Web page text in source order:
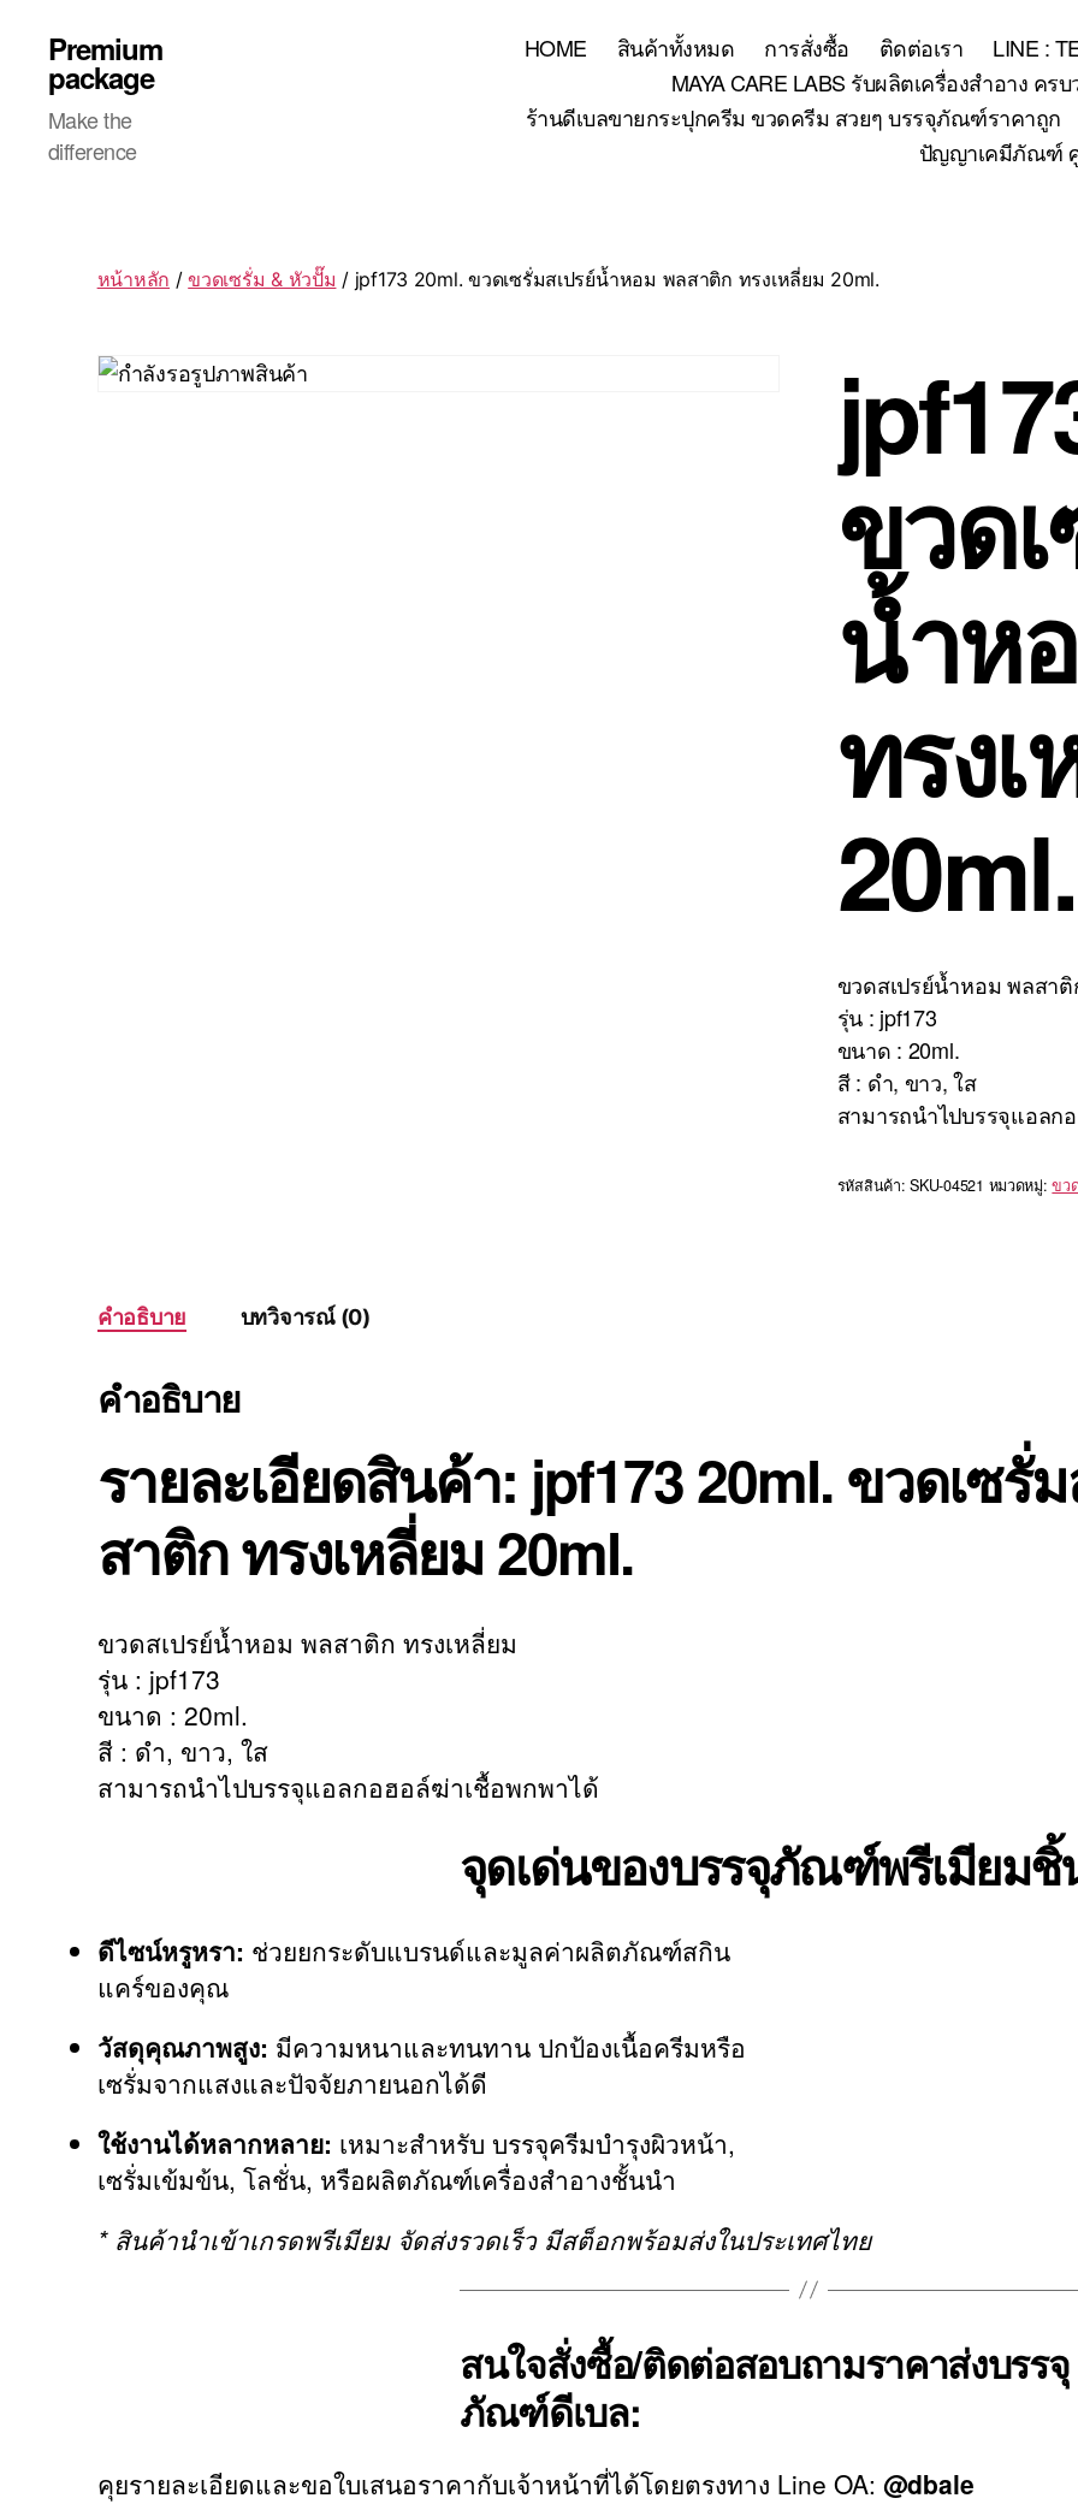
Premium
package
Make the
difference
HOME สินค้าทั้งหมด การสั่งซื้อ ติดต่อเรา
LINE :
MAYA CARE LABS รับผลิตเครื่องสำอาง ค
ร้านดีเบลขายกระปุกครีม ขวดครีม สวยๆ บรรจุภัณฑ์ราคาถูก
ปัญญาเคมีภัณฑ์ ศู
หน้าหลัก /ขวดเซรั่ม & หัวปั๊ม / jpf173 20ml. ขวดเซรั่มสเปรย์น้ำหอม พลสาติก ทรงเหลี่ยม 20ml.
ขวด
น้ำห
ทรง
20ml.
ขวดสเปรย์น้ำหอม พลสา
รุ่น : jpf173
ขนาด : 20ml.
สี : ดำ, ขาว, ใส
สามารถนำไปบรรจุแอลก
รหัสสินค้า:SKU-04521 หมวดหมู่:ขว
คำอธิบาย บทวิจารณ์ (0)
คำอธิบาย
รายละเอียดสินค้า: jpf173 20ml. ขวดเซรั่
สาติก ทรงเหลี่ยม 20ml.
ขวดสเปรย์น้ำหอม พลสาติก ทรงเหลี่ยม
รุ่น : jpf173
ขนาด : 20ml.
สี : ดำ, ขาว, ใส
สามารถนำไปบรรจุแอลกอฮอล์ฆ่าเชื้อพกพาได้
จุดเด่นของบรรจุภัณฑ์พรีเมียม
ดีไซน์หรูหรา: ช่วยยกระดับแบรนด์และมูลค่าผลิตภัณฑ์สกิน
แคร์ของคุณ
วัสดุคุณภาพสูง: มีความหนาและทนทาน ปกป้องเนื้อครีมหรือ
เซรั่มจากแสงและปัจจัยภายนอกได้ดี
ใช้งานได้หลากหลาย: เหมาะสำหรับ บรรจุครีมบำรุงผิวหน้า,
เซรั่มเข้มข้น, โลชั่น, หรือผลิตภัณฑ์เครื่องสำอางชั้นนำ
* สินค้านำเข้าเกรดพรีเมียม จัดส่งรวดเร็ว มีสต็อกพร้อมส่งในประเทศไทย
สนใจสั่งซื้อ/ติดต่อสอบถามราคาส่งบรรจุ
ภัณฑ์ดีเบล:
คุยรายละเอียดและขอใบเสนอราคากับเจ้าหน้าที่ได้โดยตรงทาง Line OA: @dbale